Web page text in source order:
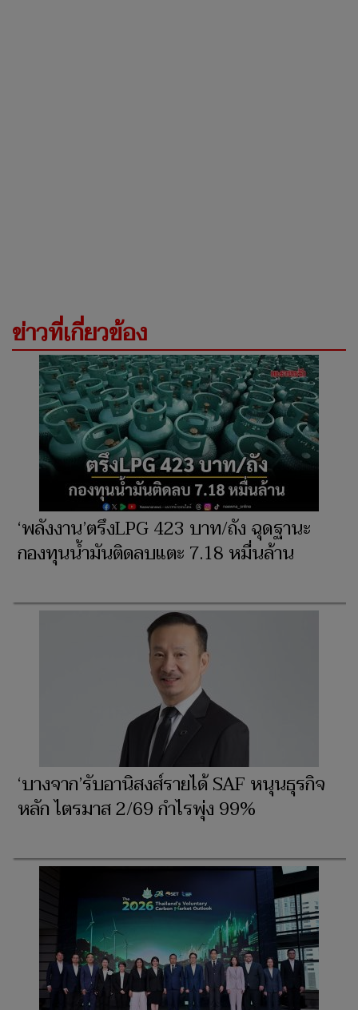
ข่าวที่เกี่ยวข้อง
‘พลังงาน’ตรึงLPG 423 บาท/ถัง ฉุดฐานะ
กองทุนน้ำมันติดลบแตะ 7.18 หมื่นล้าน
‘บางจาก’รับอานิสงส์รายได้ SAF หนุนธุรกิจ
หลัก ไตรมาส 2/69 กำไรพุ่ง 99%